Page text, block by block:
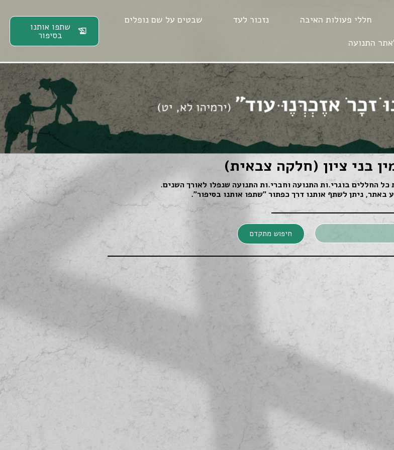
חללי פעולות האיבה נזכור לעד
שבטים על שם נופלים
התנועה
שתפו אותנו
בסיפור
בני ציון (חלקה צבאית)
החללים בוגרי.ות התנועה וחברי.ות התנועה שנפלו לאורך השנים.
באתר, ניתן לשתף אותנו דרך כפתור ״שתפו אותנו בסיפור״.
חיפוש מתקדם
מתקדם